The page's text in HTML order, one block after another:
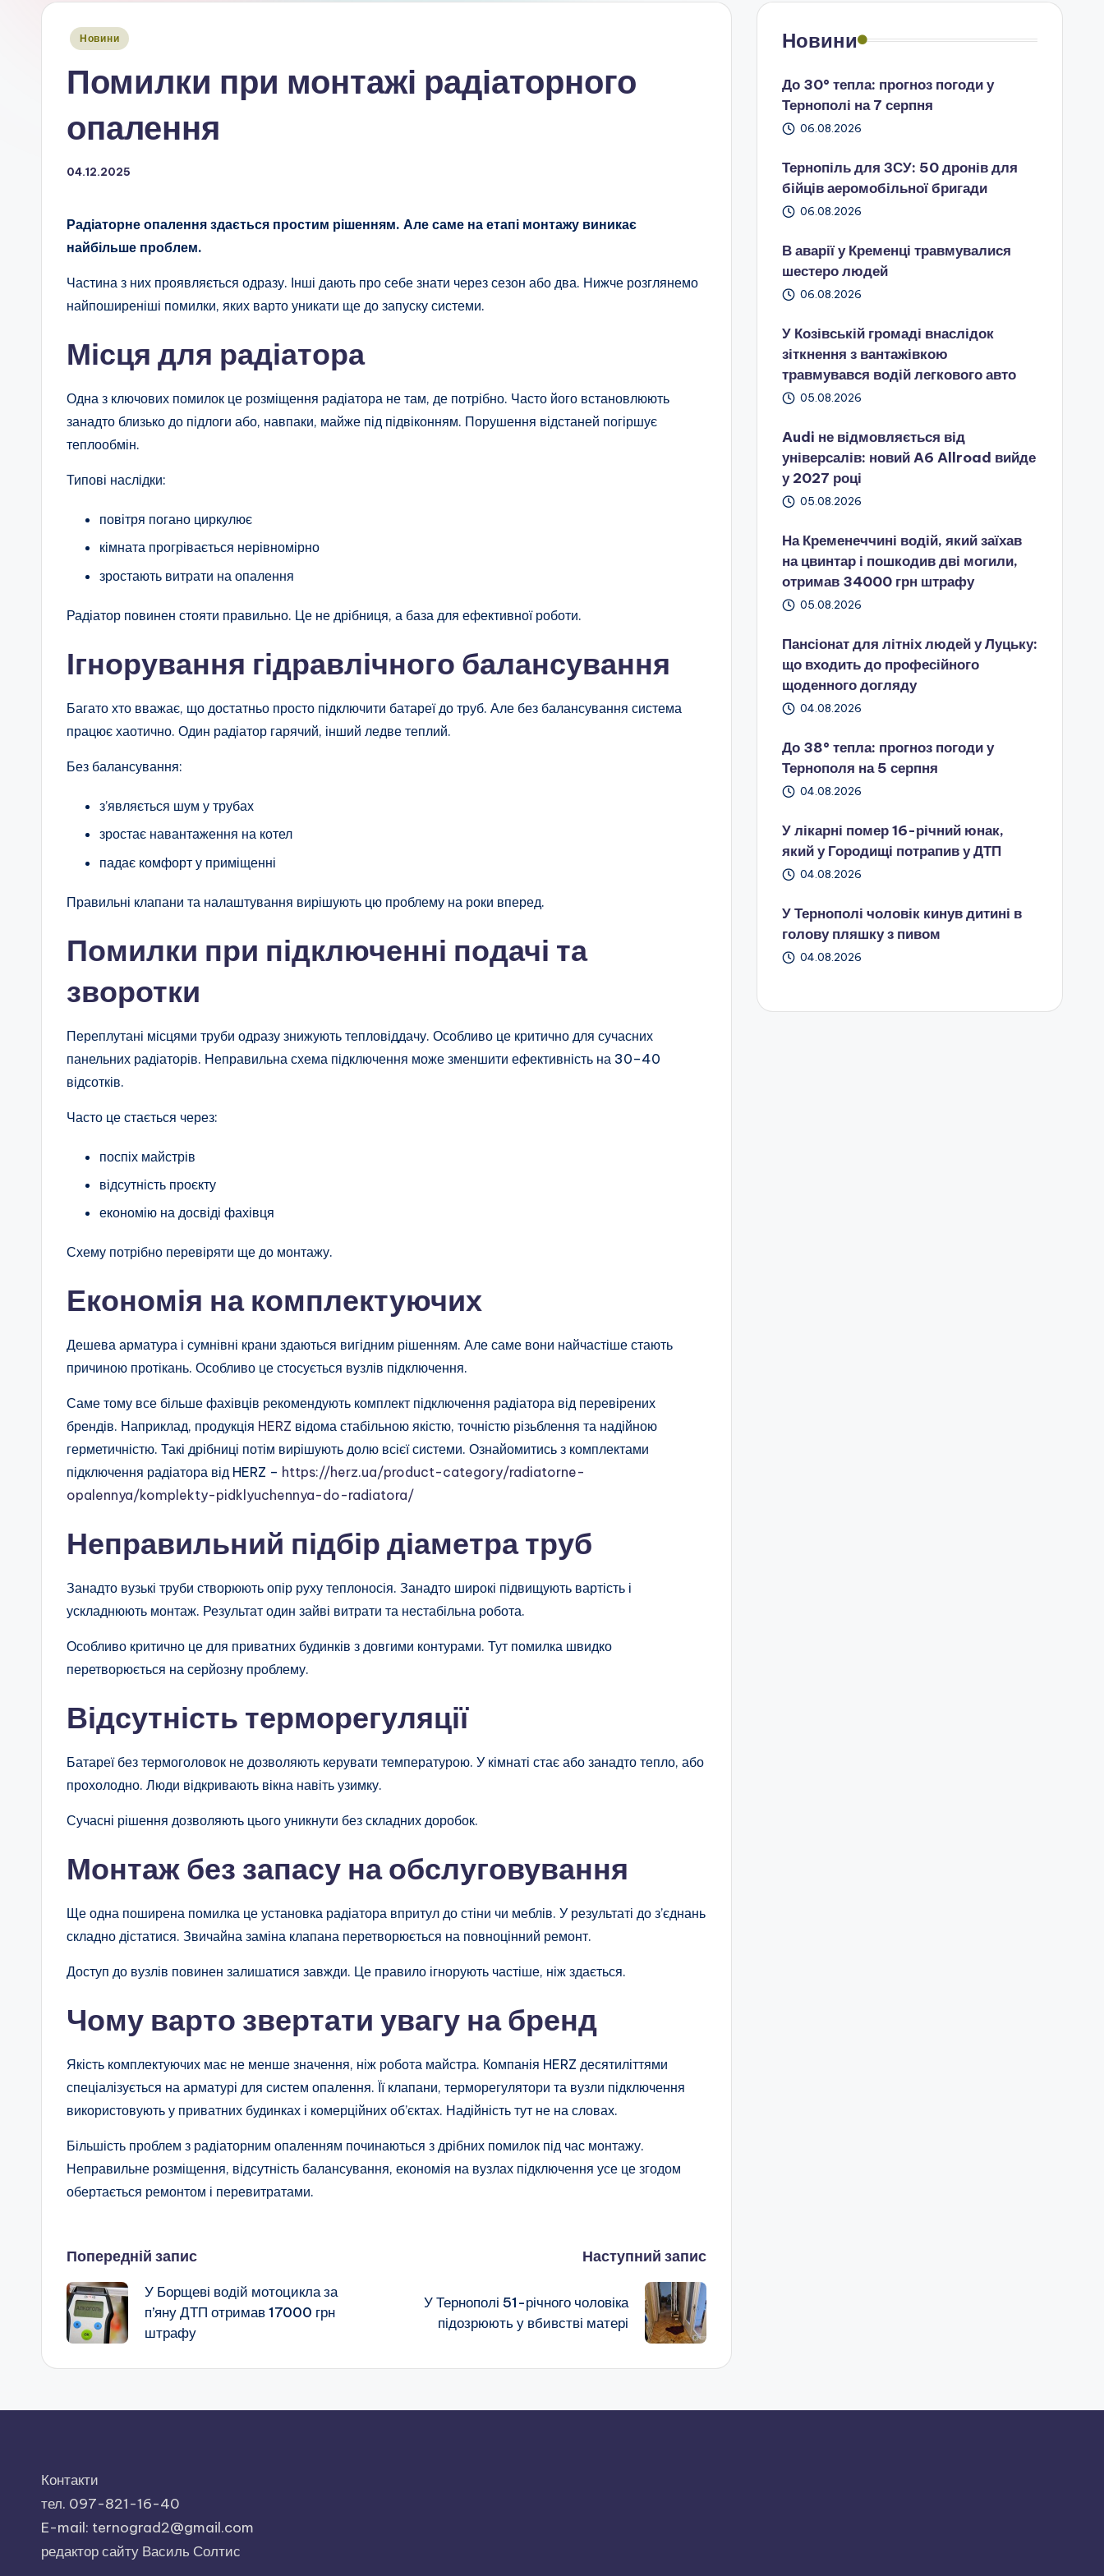
Опубліковано
Новини
Помилки при монтажі радіаторного
опалення
04.12.2025
Радіаторне опалення здається простим рішенням. Але саме на етапі монтажу виникає
найбільше проблем.
Частина з них проявляється одразу. Інші дають про себе знати через сезон або два. Нижче розглянемо
найпоширеніші помилки, яких варто уникати ще до запуску системи.
Місця для радіатора
Одна з ключових помилок це розміщення радіатора не там, де потрібно. Часто його встановлюють
занадто близько до підлоги або, навпаки, майже під підвіконням. Порушення відстаней погіршує
теплообмін.
Типові наслідки:
повітря погано циркулює
кімната прогрівається нерівномірно
зростають витрати на опалення
Радіатор повинен стояти правильно. Це не дрібниця, а база для ефективної роботи.
Ігнорування гідравлічного балансування
Багато хто вважає, що достатньо просто підключити батареї до труб. Але без балансування система
працює хаотично. Один радіатор гарячий, інший ледве теплий.
Без балансування:
з’являється шум у трубах
зростає навантаження на котел
падає комфорт у приміщенні
Правильні клапани та налаштування вирішують цю проблему на роки вперед.
Помилки при підключенні подачі та
зворотки
Переплутані місцями труби одразу знижують тепловіддачу. Особливо це критично для сучасних
панельних радіаторів. Неправильна схема підключення може зменшити ефективність на 30–40
відсотків.
Часто це стається через:
поспіх майстрів
відсутність проєкту
економію на досвіді фахівця
Схему потрібно перевіряти ще до монтажу.
Економія на комплектуючих
Дешева арматура і сумнівні крани здаються вигідним рішенням. Але саме вони найчастіше стають
причиною протікань. Особливо це стосується вузлів підключення.
Саме тому все більше фахівців рекомендують комплект підключення радіатора від перевірених
брендів. Наприклад, продукція HERZ відома стабільною якістю, точністю різьблення та надійною
герметичністю. Такі дрібниці потім вирішують долю всієї системи. Ознайомитись з комплектами
підключення радіатора від HERZ – https://herz.ua/product-category/radiatorne-
opalennya/komplekty-pidklyuchennya-do-radiatora/
Неправильний підбір діаметра труб
Занадто вузькі труби створюють опір руху теплоносія. Занадто широкі підвищують вартість і
ускладнюють монтаж. Результат один зайві витрати та нестабільна робота.
Особливо критично це для приватних будинків з довгими контурами. Тут помилка швидко
перетворюється на серйозну проблему.
Відсутність терморегуляції
Батареї без термоголовок не дозволяють керувати температурою. У кімнаті стає або занадто тепло, або
прохолодно. Люди відкривають вікна навіть узимку.
Сучасні рішення дозволяють цього уникнути без складних доробок.
Монтаж без запасу на обслуговування
Ще одна поширена помилка це установка радіатора впритул до стіни чи меблів. У результаті до з’єднань
складно дістатися. Звичайна заміна клапана перетворюється на повноцінний ремонт.
Доступ до вузлів повинен залишатися завжди. Це правило ігнорують частіше, ніж здається.
Чому варто звертати увагу на бренд
Якість комплектуючих має не менше значення, ніж робота майстра. Компанія HERZ десятиліттями
спеціалізується на арматурі для систем опалення. Її клапани, терморегулятори та вузли підключення
використовують у приватних будинках і комерційних об’єктах. Надійність тут не на словах.
Більшість проблем з радіаторним опаленням починаються з дрібних помилок під час монтажу.
Неправильне розміщення, відсутність балансування, економія на вузлах підключення усе це згодом
обертається ремонтом і перевитратами.
Навігація
по
запису
Попередній запис
У Борщеві водій мотоцикла за
п’яну ДТП отримав 17000 грн
штрафу
Наступний запис
У Тернополі 51-річного чоловіка
підозрюють у вбивстві матері
Новини
До 30° тепла: прогноз погоди у
Тернополі на 7 серпня
06.08.2026
Тернопіль для ЗСУ: 50 дронів для
бійців аеромобільної бригади
06.08.2026
В аварії у Кременці травмувалися
шестеро людей
06.08.2026
У Козівській громаді внаслідок
зіткнення з вантажівкою
травмувався водій легкового авто
05.08.2026
Audi не відмовляється від
універсалів: новий A6 Allroad вийде
у 2027 році
05.08.2026
На Кременеччині водій, який заїхав
на цвинтар і пошкодив дві могили,
отримав 34000 грн штрафу
05.08.2026
Пансіонат для літніх людей у Луцьку:
що входить до професійного
щоденного догляду
04.08.2026
До 38° тепла: прогноз погоди у
Тернополя на 5 серпня
04.08.2026
У лікарні помер 16-річний юнак,
який у Городищі потрапив у ДТП
04.08.2026
У Тернополі чоловік кинув дитині в
голову пляшку з пивом
04.08.2026
Контакти
тел. 097-821-16-40
E-mail: ternograd2@gmail.com
редактор сайту Василь Солтис